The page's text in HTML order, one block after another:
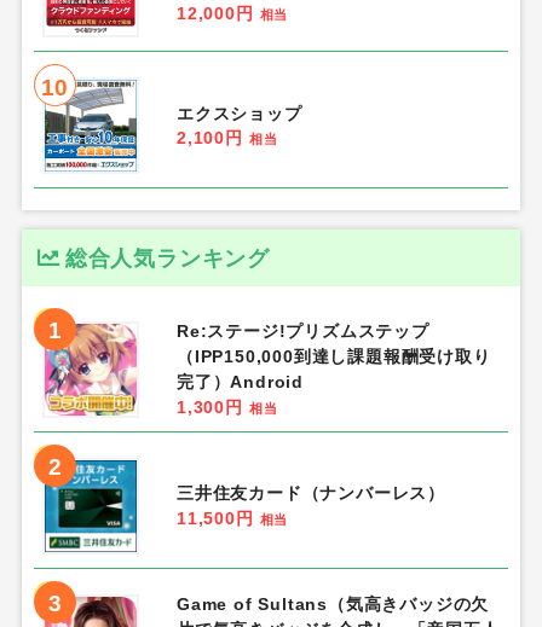
12,000円
相当
10
エクスショップ
2,100円
相当
総合人気ランキング
1
Re:ステージ!プリズムステップ
（IPP150,000到達し課題報酬受け取り
完了）Android
1,300円
相当
2
三井住友カード（ナンバーレス）
11,500円
相当
3
Game of Sultans（気高きバッジの欠